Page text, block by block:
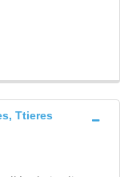
Ttieres